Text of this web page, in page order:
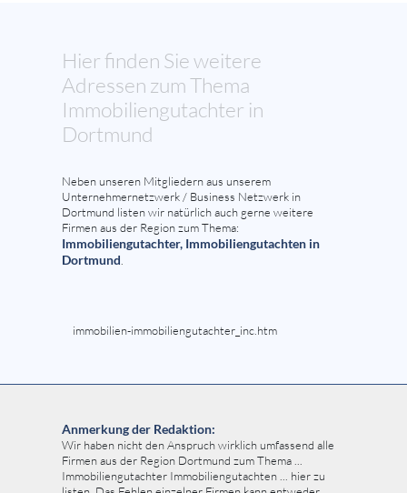
Hier finden Sie weitere
Adressen zum Thema
Immobiliengutachter in
Dortmund
Neben unseren Mitgliedern aus unserem
Unternehmernetzwerk / Business Netzwerk in
Dortmund listen wir natürlich auch gerne weitere
Firmen aus der Region zum Thema:
Immobiliengutachter, Immobiliengutachten in
Dortmund
immobilien-immobiliengutachter_inc.htm
Anmerkung der Redaktion:
Wir haben nicht den Anspruch wirklich umfassend alle
Firmen aus der Region Dortmund zum Thema ...
Immobiliengutachter Immobiliengutachten ... hier zu